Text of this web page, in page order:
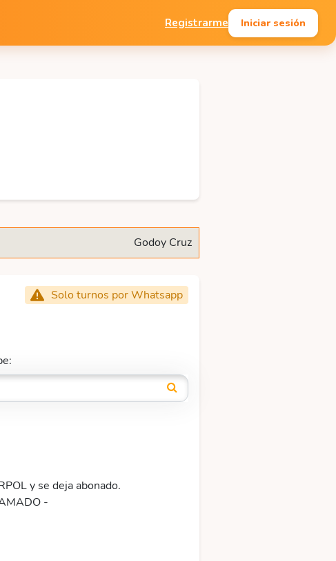
Registrarme Iniciar sesión
Godoy Cruz
Solo turnos por Whatsapp
y se deja abonado.
-